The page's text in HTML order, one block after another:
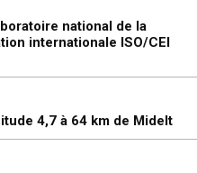
national de la
internationale ISO/CEI
4,7 à 64 km de Midelt